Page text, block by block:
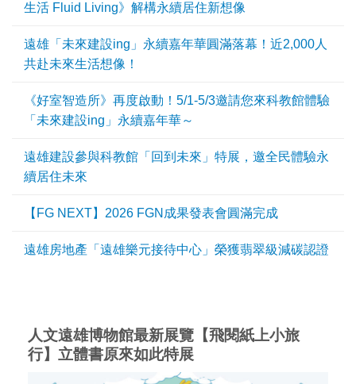
生活 Fluid Living》解構永續居住新想像
遠雄「未來建設ing」永續嘉年華圓滿落幕！近2,000人
共赴未來生活想像！
《好室智造所》再度啟動！5/1-5/3邀請您來科教館體驗
「未來建設ing」永續嘉年華～
遠雄建設參與科教館「回到未來」特展，邀全民體驗永
續居住未來
【FG NEXT】2026 FGN成果發表會圓滿完成
遠雄房地產「遠雄樂元接待中心」榮獲翡翠級減碳認證
人文遠雄博物館最新展覽【飛閱紙上小旅
行】立體書原來如此特展